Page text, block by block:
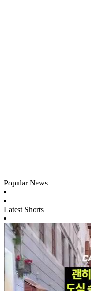
Popular News
Latest Shorts